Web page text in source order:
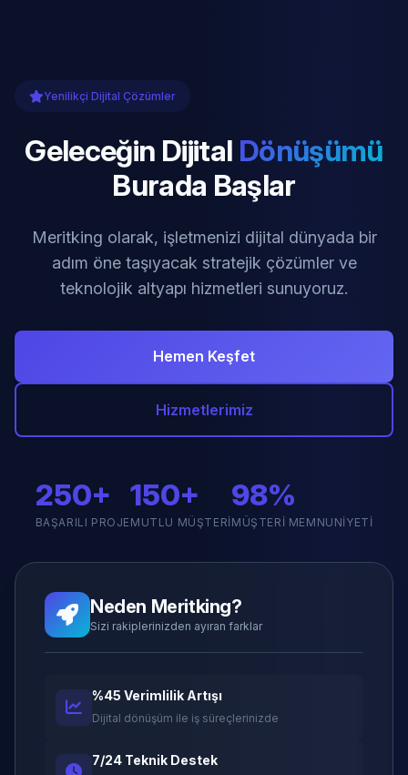
Yenilikçi Dijital Çözümler
Geleceğin Dijital Dönüşümü
Burada Başlar
Meritking olarak, işletmenizi dijital dünyada bir
adım öne taşıyacak stratejik çözümler ve
teknolojik altyapı hizmetleri sunuyoruz.
Hemen Keşfet
Hizmetlerimiz
250+
BAŞARILI PROJE
150+
MUTLU MÜŞTERI
98%
MÜŞTERI MEMNUNIYETI
Neden Meritking?
Sizi rakiplerinizden ayıran farklar
%45 Verimlilik Artışı
Dijital dönüşüm ile iş süreçlerinizde
7/24 Teknik Destek